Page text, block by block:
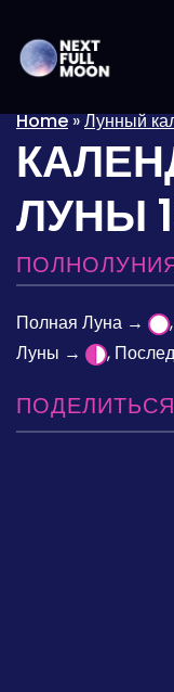
Home»Лунный
ЛУНЫ
Полная Луна →
Луны →
,